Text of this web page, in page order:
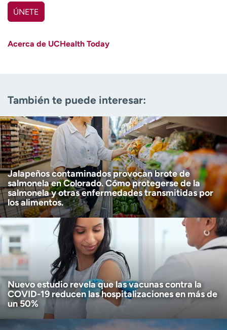
ÚNETE
Descargo de responsabilidad por edad (Obligatorio)
Tengo más de 18 años
Quiero recibir noticias de salud en:
Quiero recibir noticias de salud en:
Acerca de UCHealth Today
También te puede interesar:
Jalapeños contaminados provocan brote de
salmonela en Colorado. Cómo protegerse de la
salmonela y otras enfermedades transmitidas por
los alimentos.
Nuevo estudio revela que las vacunas contra la
COVID-19 reducen las hospitalizaciones en más de
un 50%